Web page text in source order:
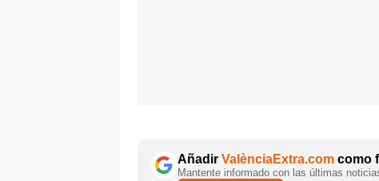
Añadir ValènciaExtra.com como
Mantente informado con las últimas